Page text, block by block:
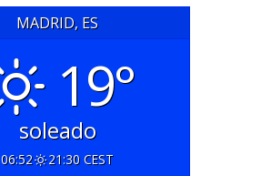
MADRID, ES
19°
soleado
06:52 21:30 CEST